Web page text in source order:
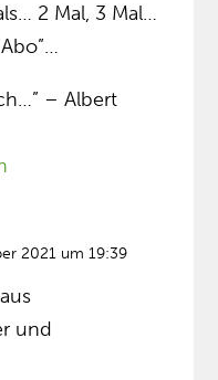
2 Mal, 3 Mal…
– Albert
2021 um 19:39
und